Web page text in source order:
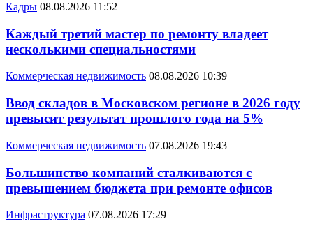
Кадры 08.08.2026 11:52
Каждый третий мастер по ремонту владеет
несколькими специальностями
Коммерческая недвижимость 08.08.2026 10:39
Ввод складов в Московском регионе в 2026 году
превысит результат прошлого года на 5%
Коммерческая недвижимость 07.08.2026 19:43
Большинство компаний сталкиваются с
превышением бюджета при ремонте офисов
Инфраструктура 07.08.2026 17:29